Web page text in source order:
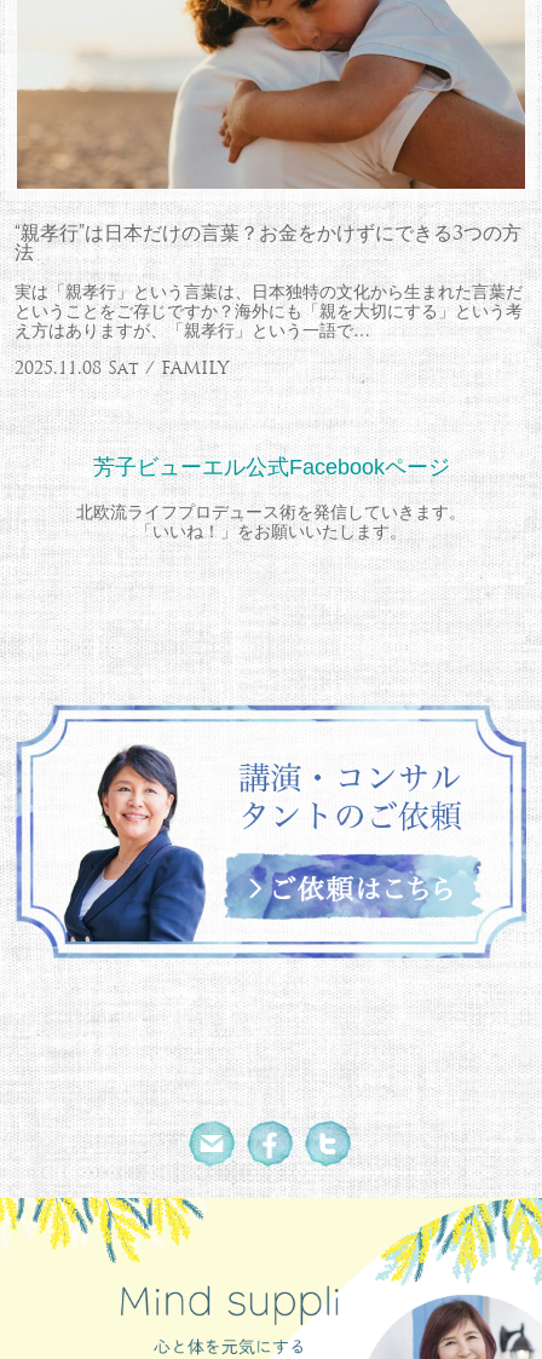
“親孝行”は日本だけの言葉？お金をかけずにできる3つの方
法
実は「親孝行」という言葉は、日本独特の文化から生まれた言葉だ
ということをご存じですか？海外にも「親を大切にする」という考
え方はありますが、「親孝行」という一語で…
2025.11.08 Sat / FAMILY
芳子ビューエル公式Facebookページ
北欧流ライフプロデュース術を発信していきます。
「いいね！」をお願いいたします。